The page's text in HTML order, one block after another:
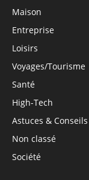
Maison
Entreprise
Loisirs
Voyages/Tourisme
Santé
High-Tech
Astuces & Conseils
Non classé
Société